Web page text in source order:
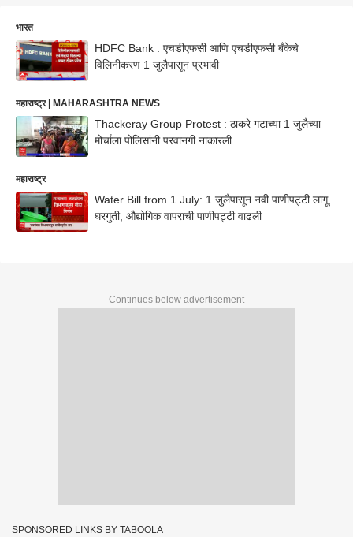
भारत
HDFC Bank : एचडीएफसी आणि एचडीएफसी बँकेचे
विलिनीकरण 1 जुलैपासून प्रभावी
महाराष्ट्र | MAHARASHTRA NEWS
Thackeray Group Protest : ठाकरे गटाच्या 1 जुलैच्या
मोर्चाला पोलिसांनी परवानगी नाकारली
महाराष्ट्र
Water Bill from 1 July: 1 जुलैपासून नवी पाणीपट्टी लागू,
घरगुती, औद्योगिक वापराची पाणीपट्टी वाढली
Continues below advertisement
SPONSORED LINKS BY TABOOLA